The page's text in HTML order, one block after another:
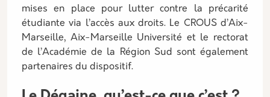
mises en place pour lutter contre la précarité
étudiante via l’accès aux droits. Le CROUS d’Aix-
Marseille, Aix-Marseille Université et le rectorat
de l’Académie de la Région Sud sont également
partenaires du dispositif.